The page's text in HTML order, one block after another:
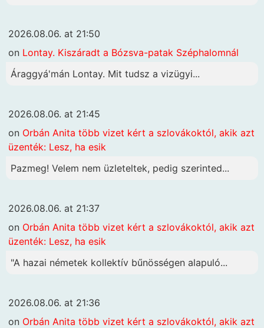
2026.08.06. at 21:50
on Lontay. Kiszáradt a Bózsva-patak Széphalomnál
Áraggyá'mán Lontay. Mit tudsz a vizügyi...
2026.08.06. at 21:45
on Orbán Anita több vizet kért a szlovákoktól, akik azt
üzenték: Lesz, ha esik
Pazmeg! Velem nem üzleteltek, pedig szerinted...
2026.08.06. at 21:37
on Orbán Anita több vizet kért a szlovákoktól, akik azt
üzenték: Lesz, ha esik
"A hazai németek kollektív bűnösségen alapuló...
2026.08.06. at 21:36
on Orbán Anita több vizet kért a szlovákoktól, akik azt